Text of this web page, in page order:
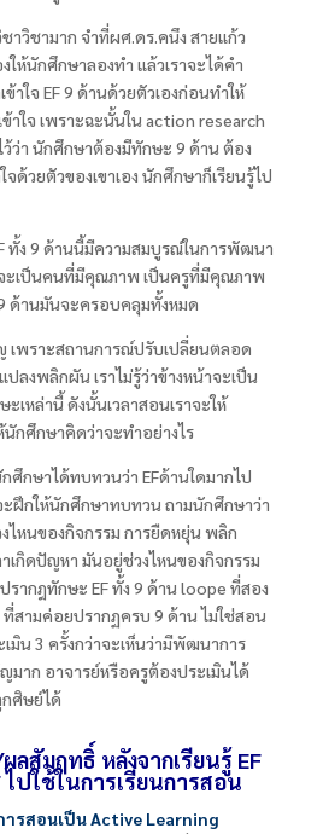
วิชามาก จำที่ผศ.ดร.คนึง สายแก้ว
ให้นักศึกษาลองทำ แล้วเราจะได้คำ
าใจ EF 9 ด้านด้วยตัวเองก่อนทำให้
าใจ เพราะฉะนั้นในaction research
ว่า นักศึกษาต้องมีทักษะ 9 ด้าน ต้อง
จด้วยตัวของเขาเอง นักศึกษาก็เรียนรู้ไป
ทั้ง 9 ด้านนี้มีความสมบูรณ์ในการพัฒนา
ะเป็นคนที่มีคุณภาพ เป็นครูที่มีคุณภาพ
ด้านมันจะครอบคลุมทั้งหมด
เพราะสถานการณ์ปรับเปลี่ยนตลอด
ปลงพลิกผัน เราไม่รู้ว่าข้างหน้าจะเป็น
ะเหล่านี้ ดังนั้นเวลาสอนเราจะให้
กศึกษาคิดว่าจะทำอย่างไร
ศึกษาได้ทบทวนว่า EFด้านใดมากไป
ะฝึกให้นักศึกษาทบทวน ถามนักศึกษาว่า
ไหนของกิจกรรม การยืดหยุ่น พลิก
เกิดปัญหา มันอยู่ช่วงไหนของกิจกรรม
รากฎทักษะ EFทั้ง 9 ด้านloope ที่สอง
ที่สามค่อยปรากฏครบ 9 ด้าน ไม่ใช่สอน
มิน3 ครั้งกว่าจะเห็นว่ามีพัฒนาการ
มาก อาจารย์หรือครูต้องประเมินได้
กศิษย์ได้
ลสัมฤทธิ์ หลังจากเรียนรู้ EF
ไปใช้ในการเรียนการสอน
ารสอนเป็นActive Learning